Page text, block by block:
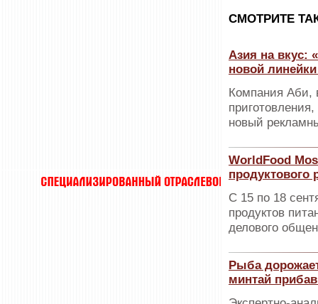
CМОТРИТЕ
Азия на вкус:
новой
Компания Аби,
новый
WorldFood
продуктового
С 15 по 18
продуктов
делового
Рыба
минтай